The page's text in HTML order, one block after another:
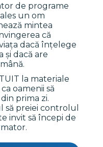
de programe
un om
mintea
că
dacă înțelege
și dacă are
la materiale
oamenii să
prima zi.
să preiei controlul
invit să începi de